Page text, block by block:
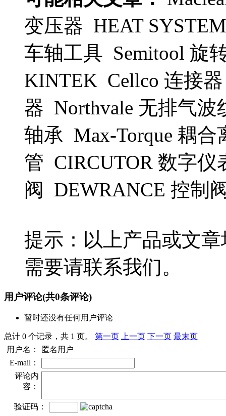
变压器 HEAT
车轴工具 Semitool 旋
KINTEK Cellco 连接
器 Northvale 无排气
轴承 Max-Torque 耦合
管 CIRCUTOR 数字
阀 DEWRANCE 控制
提示：以上产品或文
需要请联系我们。
用户评论(共0条评论)
暂时还没有任何用户评论
总计 0 个记录，共 1 页。 第一页 上一页 下一页 最末页
用户名：
匿名用户
E-mail：
评论内
容：
验证码：